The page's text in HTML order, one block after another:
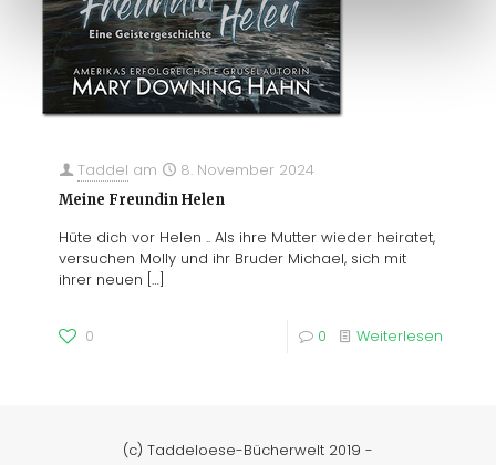
Taddel am 8. November 2024
Meine Freundin Helen
Hüte dich vor Helen .. Als ihre Mutter wieder heiratet,
versuchen Molly und ihr Bruder Michael, sich mit
ihrer neuen […]
0 0 Weiterlesen
(c) Taddeloese-Bücherwelt 2019 -